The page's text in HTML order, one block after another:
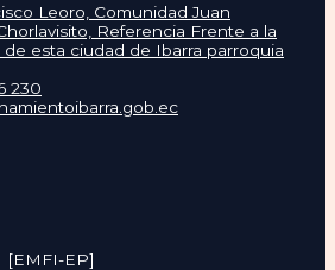
Leoro, Comunidad Juan
Referencia Frente a la
de esta ciudad de Ibarra parroquia
230
[EMFI-EP]